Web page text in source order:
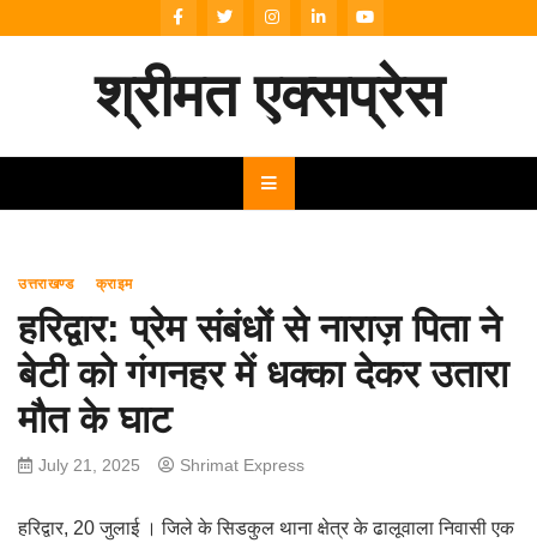
to
श्रीमत एक्सप्रेस
उत्तराखण्ड क्राइम
हरिद्वार: प्रेम संबंधों से नाराज़ पिता ने
बेटी को गंगनहर में धक्का देकर उतारा
मौत के घाट
July 21, 2025 Shrimat Express
हरिद्वार, 20 जुलाई । जिले के सिडकुल थाना क्षेत्र के ढालूवाला निवासी एक